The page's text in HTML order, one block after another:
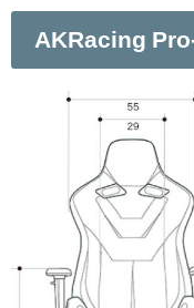
AKRacing